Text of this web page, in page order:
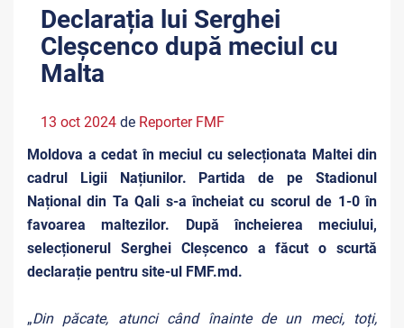
Declarația lui Serghei
Cleșcenco după meciul cu
Malta
13 oct 2024 de Reporter FMF
Moldova a cedat în meciul cu selecționata Maltei din
cadrul Ligii Națiunilor. Partida de pe Stadionul
Național din Ta Qali s-a încheiat cu scorul de 1-0 în
favoarea maltezilor. După încheierea meciului,
selecționerul Serghei Cleșcenco a făcut o scurtă
declarație pentru site-ul FMF.md.
„Din păcate, atunci când înainte de un meci, toți,